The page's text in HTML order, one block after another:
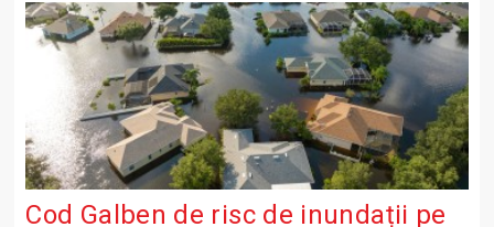
Cod Galben de risc de inundații pe